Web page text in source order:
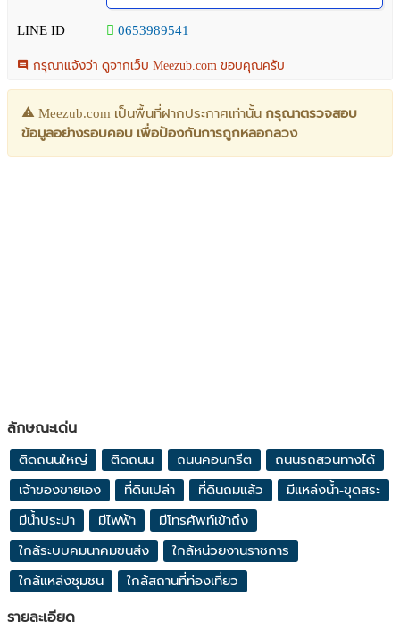
LINE ID 0653989541
กรุณาแจ้งว่า ดูจากเว็บ Meezub.com ขอบคุณครับ
Meezub.com เป็นพื้นที่ฝากประกาศเท่านั้น กรุณาตรวจสอบ
ข้อมูลอย่างรอบคอบ เพื่อป้องกันการถูกหลอกลวง
ลักษณะเด่น
ติดถนนใหญ่ ติดถนน ถนนคอนกรีต ถนนรถสวนทางได้
เจ้าของขายเอง ที่ดินเปล่า ที่ดินถมแล้ว มีแหล่งน้ำ-ขุดสระ
มีน้ำประปา มีไฟฟ้า มีโทรศัพท์เข้าถึง
ใกล้ระบบคมนาคมขนส่ง ใกล้หน่วยงานราชการ
ใกล้แหล่งชุมชน ใกล้สถานที่ท่องเที่ยว
รายละเอียด